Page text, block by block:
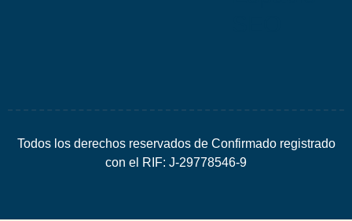
Todos los derechos reservados de Confirmado registrado
con el RIF: J-29778546-9